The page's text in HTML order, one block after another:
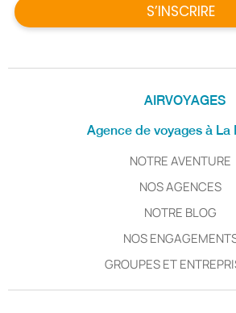
AIRVOYAGES
Agence de voyages à La
NOTRE AVENTURE
NOS AGENCES
NOTRE BLOG
NOS
GROUPES ET
S’INSCRIRE